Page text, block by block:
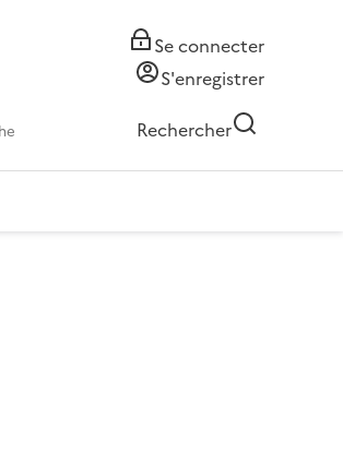
Se connecter
S'enregistrer
Rechercher